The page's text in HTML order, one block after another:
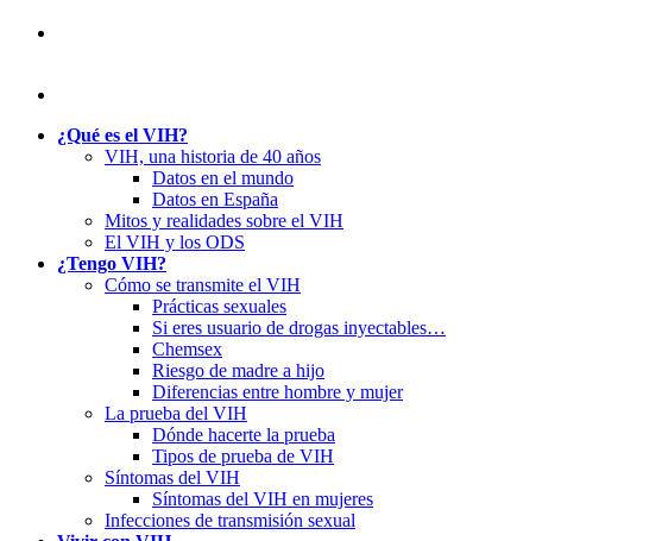
¿Qué es el VIH?
VIH, una historia de 40 años
Datos en el mundo
Datos en España
Mitos y realidades sobre el VIH
El VIH y los ODS
¿Tengo VIH?
Cómo se transmite el VIH
Prácticas sexuales
Si eres usuario de drogas inyectables…
Chemsex
Riesgo de madre a hijo
Diferencias entre hombre y mujer
La prueba del VIH
Dónde hacerte la prueba
Tipos de prueba de VIH
Síntomas del VIH
Síntomas del VIH en mujeres
Infecciones de transmisión sexual